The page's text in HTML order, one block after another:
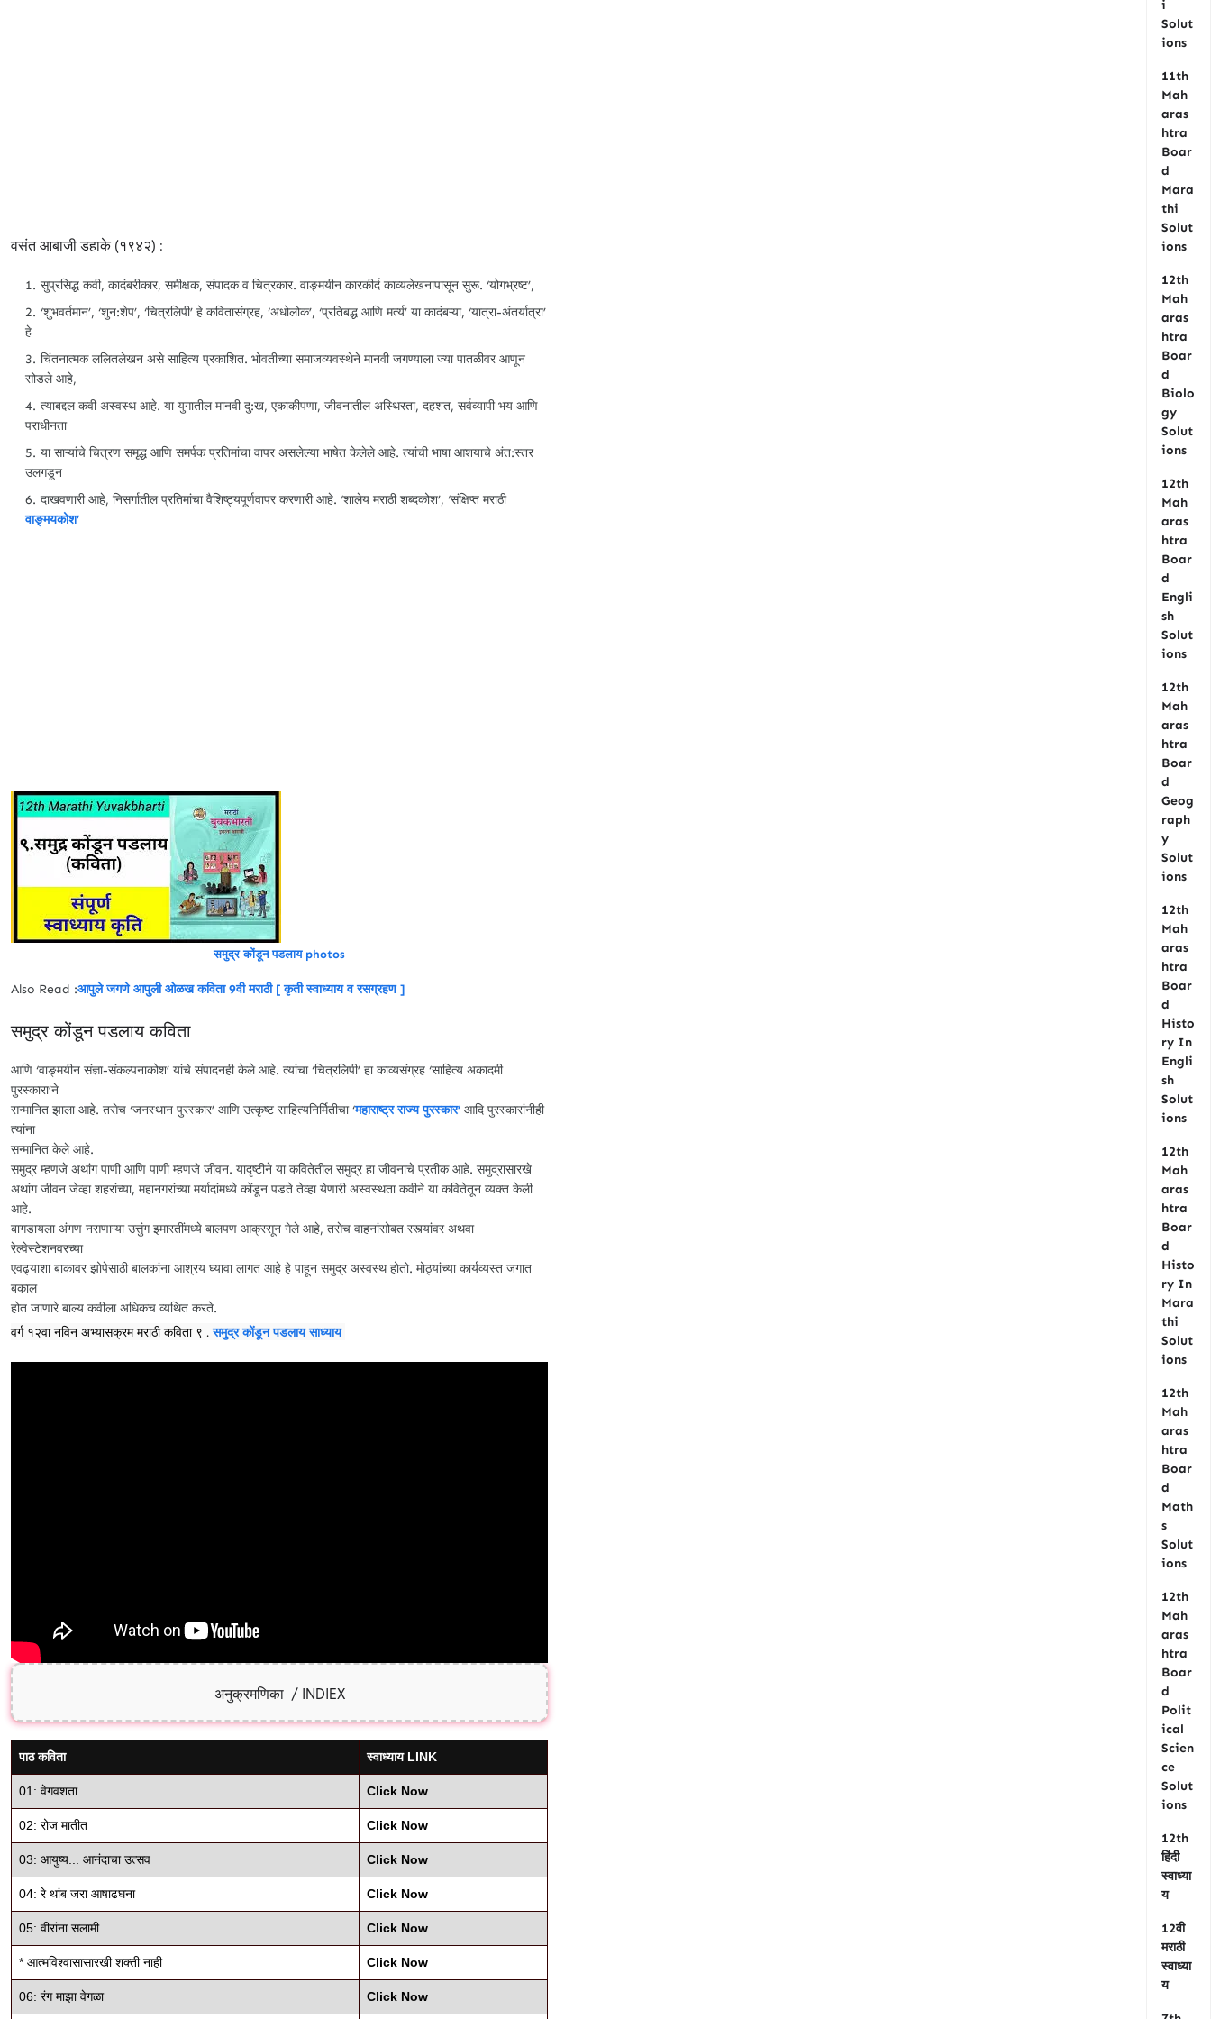
वसंत आबाजी डहाके (१९४२) :
सुप्रसिद्ध कवी, कादंबरीकार, समीक्षक, संपादक व चित्रकार. वाङ्मयीन कारकीर्द काव्यलेखनापासून सुरू. ‘योगभ्रष्ट’,
‘शुभवर्तमान’, ‘शुन:शेप’, ‘चित्रलिपी’ हे कवितासंग्रह, ‘अधोलोक’, ‘प्रतिबद्ध आणि मर्त्य’ या कादंबऱ्या, ‘यात्रा-अंतर्यात्रा’
हे
चिंतनात्मक ललितलेखन असे साहित्य प्रकाशित. भोवतीच्या समाजव्यवस्थेने मानवी जगण्याला ज्या पातळीवर आणून
सोडले आहे,
त्याबद्दल कवी अस्वस्थ आहे. या युगातील मानवी दु:ख, एकाकीपणा, जीवनातील अस्थिरता, दहशत, सर्वव्यापी भय आणि
पराधीनता
या साऱ्यांचे चित्रण समृद्ध आणि समर्पक प्रतिमांचा वापर असलेल्या भाषेत केलेले आहे. त्यांची भाषा आशयाचे अंत:स्तर
उलगडून
दाखवणारी आहे, निसर्गातील प्रतिमांचा वैशिष्ट्यपूर्णवापर करणारी आहे. ‘शालेय मराठी शब्दकोश’, ‘संक्षिप्त मराठी
वाङ्मयकोश’
समुद्र कोंडून पडलाय photos
Also Read :आपुले जगणे आपुली ओळख कविता 9वी मराठी [ कृती स्वाध्याय व रसग्रहण ]
समुद्र कोंडून पडलाय कविता
आणि ‘वाङ्मयीन संज्ञा-संकल्पनाकोश’ यांचे संपादनही केले आहे. त्यांचा ‘चित्रलिपी’ हा काव्यसंग्रह ‘साहित्य अकादमी
पुरस्कारा’ने
सन्मानित झाला आहे. तसेच ‘जनस्थान पुरस्कार’ आणि उत्कृष्ट साहित्यनिर्मितीचा ‘महाराष्ट्र राज्य पुरस्कार’ आदि पुरस्कारांनीही
त्यांना
सन्मानित केले आहे.
समुद्र म्हणजे अथांग पाणी आणि पाणी म्हणजे जीवन. यादृष्टीने या कवितेतील समुद्र हा जीवनाचे प्रतीक आहे. समुद्रासारखे
अथांग जीवन जेव्हा शहरांच्या, महानगरांच्या मर्यादांमध्ये कोंडून पडते तेव्हा येणारी अस्वस्थता कवीने या कवितेतून व्यक्त केली
आहे.
बागडायला अंगण नसणाऱ्या उत्तुंग इमारतींमध्ये बालपण आक्रसून गेले आहे, तसेच वाहनांसोबत रस्त्यांवर अथवा
रेल्वेस्टेशनवरच्या
एवढ्याशा बाकावर झोपेसाठी बालकांना आश्रय घ्यावा लागत आहे हे पाहून समुद्र अस्वस्थ होतो. मोठ्यांच्या कार्यव्यस्त जगात
बकाल
होत जाणारे बाल्य कवीला अधिकच व्यथित करते.
वर्ग १२वा नविन अभ्यासक्रम मराठी कविता ९ . समुद्र कोंडून पडलाय साध्याय
अनुक्रमणिका / INDIEX
पाठ कविता स्वाध्याय LINK
01: वेगवशता Click Now
02: रोज मातीत Click Now
03: आयुष्य... आनंदाचा उत्सव Click Now
04: रे थांब जरा आषाढघना Click Now
05: वीरांना सलामी Click Now
* आत्मविश्वासासारखी शक्ती नाही Click Now
06: रंग माझा वेगळा Click Now
i
Solut
ions
11th
Mah
aras
htra
Boar
d
Mara
thi
Solut
ions
12th
Mah
aras
htra
Boar
d
Biolo
gy
Solut
ions
12th
Mah
aras
htra
Boar
d
Engli
sh
Solut
ions
12th
Mah
aras
htra
Boar
d
Geog
raph
y
Solut
ions
12th
Mah
aras
htra
Boar
d
Histo
ry In
Engli
sh
Solut
ions
12th
Mah
aras
htra
Boar
d
Histo
ry In
Mara
thi
Solut
ions
12th
Mah
aras
htra
Boar
d
Math
s
Solut
ions
12th
Mah
aras
htra
Boar
d
Polit
ical
Scien
ce
Solut
ions
12th
हिंदी
स्वाध्या
य
12वी
मराठी
स्वाध्या
य